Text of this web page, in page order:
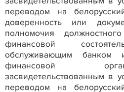
переводом на
доверенность или
полномочия
финансовой
обслуживающим банком
финансовой
засвидетельствованным в
переводом на